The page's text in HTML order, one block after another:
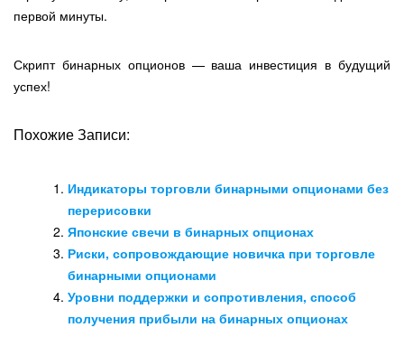
первой минуты.
Скрипт бинарных опционов — ваша инвестиция в будущий
успех!
Похожие Записи:
Индикаторы торговли бинарными опционами без
перерисовки
Японские свечи в бинарных опционах
Риски, сопровождающие новичка при торговле
бинарными опционами
Уровни поддержки и сопротивления, способ
получения прибыли на бинарных опционах